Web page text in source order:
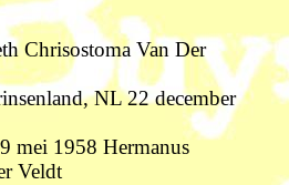
Chrisostoma Van Der
NL 22 december
mei 1958 Hermanus
Veldt